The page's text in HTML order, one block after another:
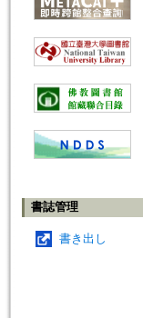
書誌管理
書き出し